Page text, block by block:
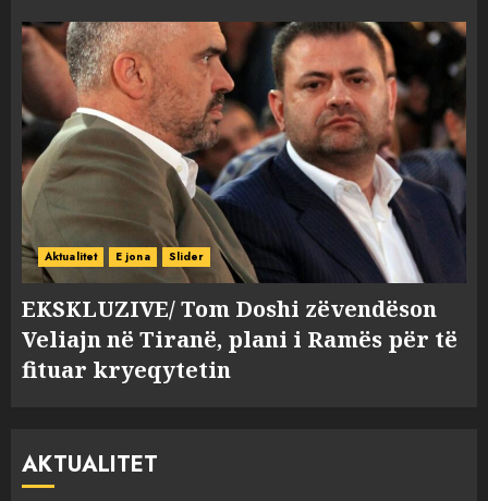
Aktualitet E jona Slider
EKSKLUZIVE/ Tom Doshi zëvendëson
Veliajn në Tiranë, plani i Ramës për të
fituar kryeqytetin
AKTUALITET